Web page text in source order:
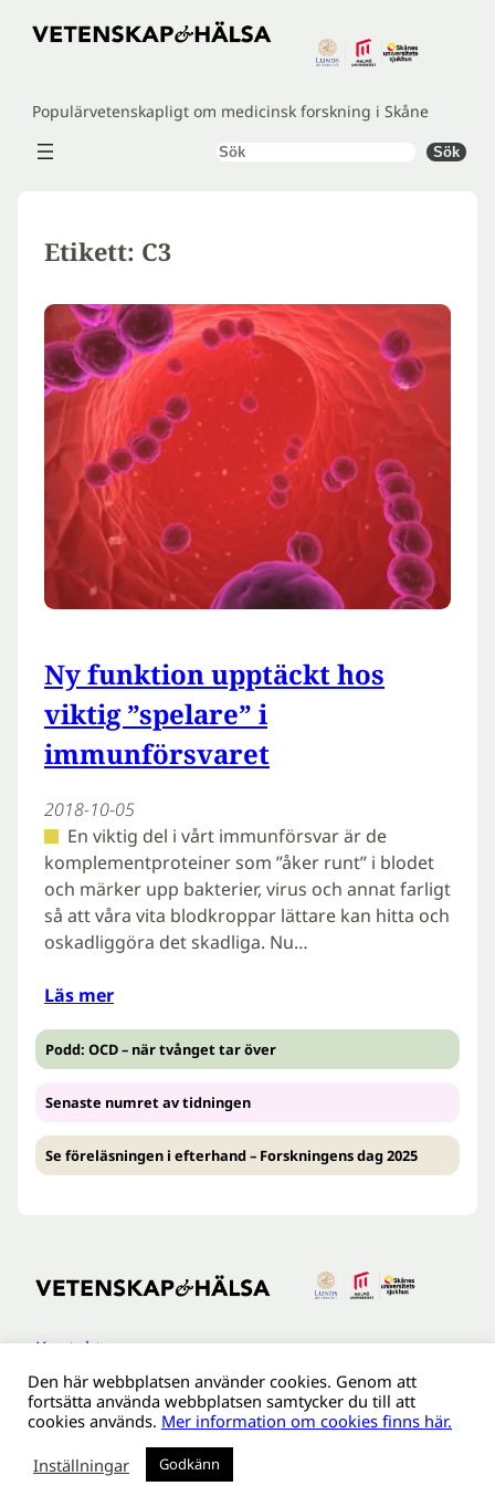
Hoppa
Populärvetenskapligt om medicinsk forskning i Skåne
Sök Sök
Etikett: C3
Ny funktion upptäckt hos
viktig ”spelare” i
immunförsvaret
2018-10-05
En viktig del i vårt immunförsvar är de
komplementproteiner som ”åker runt” i blodet
och märker upp bakterier, virus och annat farligt
så att våra vita blodkroppar lättare kan hitta och
oskadliggöra det skadliga. Nu…
Läs mer
Podd: OCD – när tvånget tar över
Senaste numret av tidningen
Se föreläsningen i efterhand – Forskningens dag 2025
Kontakt
Tillgänglighetsredogöreldse
Om webbplatsen
Behandling av personuppgifter
Den här webbplatsen använder cookies. Genom att
fortsätta använda webbplatsen samtycker du till att
cookies används. Mer information om cookies finns här.
Inställningar
Godkänn